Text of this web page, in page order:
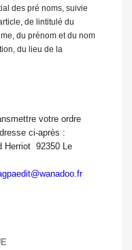
des pré noms, suivie
de lintitulé du
du prénom et du nom
du lieu de la
votre ordre
ci-après :
 92350 Le